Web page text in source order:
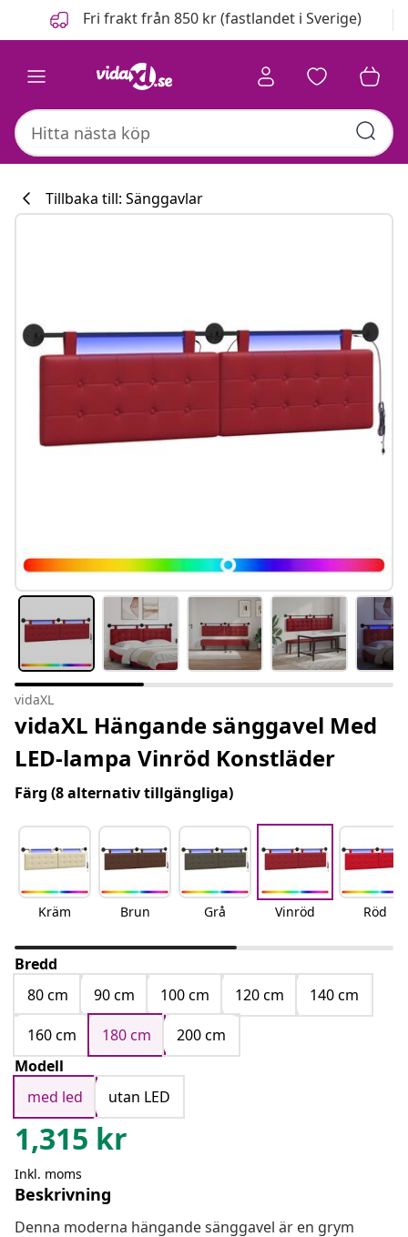
FöregåendeFri frakt från 850 kr (fastlandet i Sverige)
Tillbaka till: Sänggavlar
vidaXL
vidaXL Hängande sänggavel Med
LED-lampa Vinröd Konstläder
Färg (8 alternativ tillgängliga)
Kräm Brun Grå Vinröd Röd
Bredd
80 cm
90 cm 100 cm 120 cm
140 cm
160 cm
180 cm
200 cm
Modell
med led
utan LED
1,315 kr
Inkl. moms
Beskrivning
Denna moderna hängande sänggavel är en grym